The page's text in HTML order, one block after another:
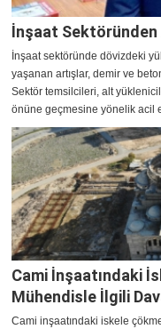
İnşaat Sektöründen
İnşaat sektöründe dövizdeki
yaşanan artışlar, demir ve
Sektör temsilcileri, alt
önüne geçmesine yönelik acil
Cami İnşaatındaki
Mühendisle İlgili
Cami inşaatındaki iskele